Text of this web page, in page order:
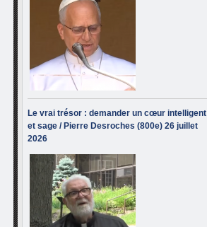
Le vrai trésor : demander un cœur intelligent
et sage / Pierre Desroches (800e) 26 juillet
2026